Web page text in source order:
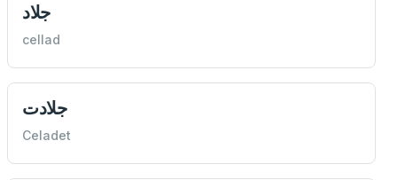
جلاد
cellad
جلادت
Celadet